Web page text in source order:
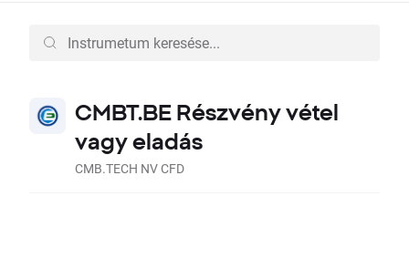
CMBT.BE Részvény vétel
vagy eladás
CMB.TECH NV CFD